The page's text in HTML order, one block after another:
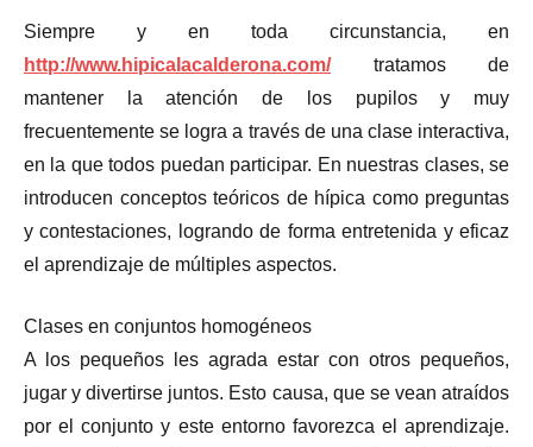
Siempre y en toda circunstancia, en
http://www.hipicalacalderona.com/
tratamos de
mantener la atención de los pupilos y muy
frecuentemente se logra a través de una clase interactiva,
en la que todos puedan participar. En nuestras clases, se
introducen conceptos teóricos de hípica como preguntas
y contestaciones, logrando de forma entretenida y eficaz
el aprendizaje de múltiples aspectos.
Clases en conjuntos homogéneos
A los pequeños les agrada estar con otros pequeños,
jugar y divertirse juntos. Esto causa, que se vean atraídos
por el conjunto y este entorno favorezca el aprendizaje.